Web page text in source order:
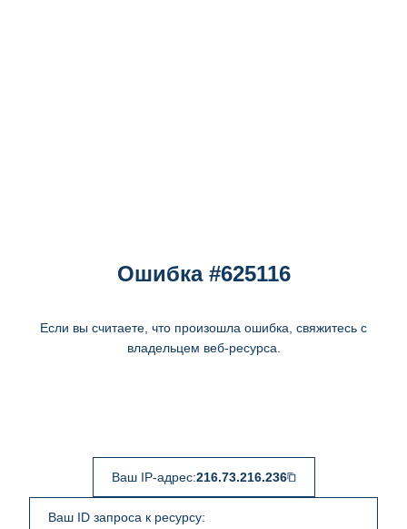
Ошибка #625116
Если вы считаете, что произошла ошибка, свяжитесь с
владельцем веб-ресурса.
Ваш IP-адрес:216.73.216.236
Ваш ID запроса к ресурсу: